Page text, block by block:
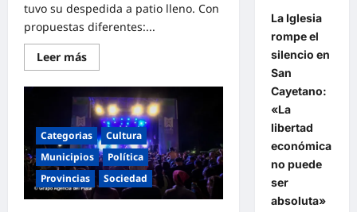
tuvo su despedida a patio lleno. Con
propuestas diferentes:...
Leer másLee
más
Malvinas
Argentinas:
«Casa
Abierta»
en
la
CCA
cerró
el
verano
con
Categorias
Cultura
Municipios
Política
Provincias
Sociedad
La Iglesia
rompe el
silencio en
San
Cayetano:
«La
libertad
económica
no puede
ser
absoluta»